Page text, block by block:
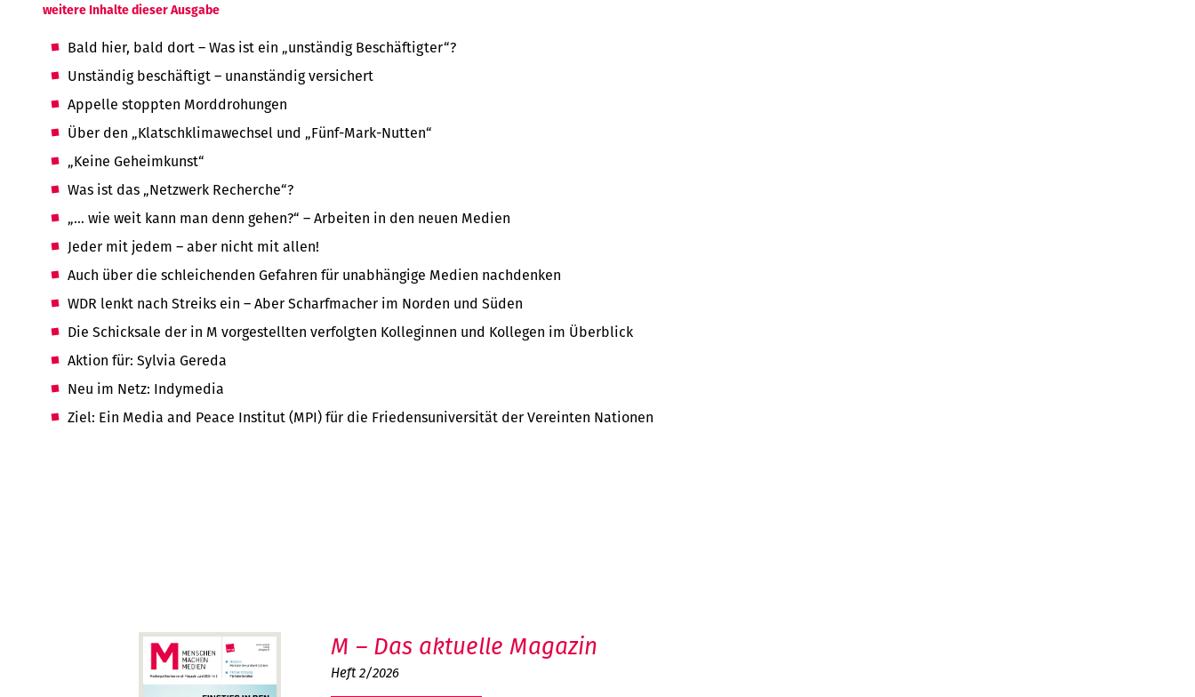
weitere Inhalte dieser Ausgabe
Bald hier, bald dort – Was ist ein „unständig Beschäftigter“?
Unständig beschäftigt – unanständig versichert
Appelle stoppten Morddrohungen
Über den „Klatschklimawechsel und „Fünf-Mark-Nutten“
„Keine Geheimkunst“
Was ist das „Netzwerk Recherche“?
„… wie weit kann man denn gehen?“ – Arbeiten in den neuen Medien
Jeder mit jedem – aber nicht mit allen!
Auch über die schleichenden Gefahren für unabhängige Medien nachdenken
WDR lenkt nach Streiks ein – Aber Scharfmacher im Norden und Süden
Die Schicksale der in M vorgestellten verfolgten Kolleginnen und Kollegen im Überblick
Aktion für: Sylvia Gereda
Neu im Netz: Indymedia
Ziel: Ein Media and Peace Institut (MPI) für die Friedensuniversität der Vereinten Nationen
M – Das aktuelle Magazin
Heft 2/2026